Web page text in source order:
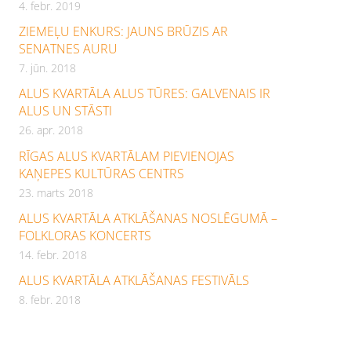
4. febr. 2019
ZIEMEĻU ENKURS: JAUNS BRŪZIS AR
SENATNES AURU
7. jūn. 2018
ALUS KVARTĀLA ALUS TŪRES: GALVENAIS IR
ALUS UN STĀSTI
26. apr. 2018
RĪGAS ALUS KVARTĀLAM PIEVIENOJAS
KAŅEPES KULTŪRAS CENTRS
23. marts 2018
ALUS KVARTĀLA ATKLĀŠANAS NOSLĒGUMĀ –
FOLKLORAS KONCERTS
14. febr. 2018
ALUS KVARTĀLA ATKLĀŠANAS FESTIVĀLS
8. febr. 2018